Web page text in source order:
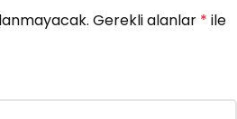
Gerekli alanlar * ile